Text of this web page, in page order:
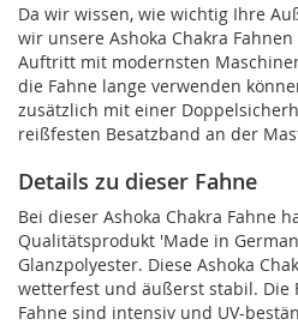
Da wir wissen, wie wichtig Ihre
wir unsere Ashoka Chakra
Auftritt mit modernsten
die Fahne lange verwenden
zusätzlich mit einer
reißfesten Besatzband an der
Details zu dieser Fahne
Bei dieser Ashoka Chakra Fahne
Qualitätsprodukt 'Made in
Glanzpolyester. Diese Ashoka
wetterfest und äußerst stabil. Die
Fahne sind intensiv und UV-